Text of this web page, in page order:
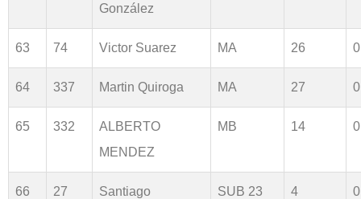
González
63 74 Victor Suarez MA 26
64 337 Martin Quiroga MA 27
65 332
ALBERTO
MENDEZ
MB 14
66 27
Santiago
SUB 23 4